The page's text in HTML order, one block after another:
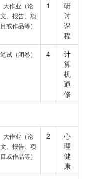
大作业（论
文、报告、项
目或作品等）
1
研
讨
课
程
笔试（闭卷） 4
计
算
机
通
修
大作业（论
文、报告、项
目或作品等）
2
心
理
健
康